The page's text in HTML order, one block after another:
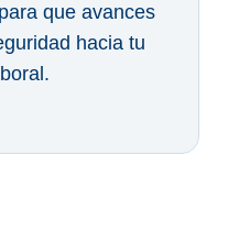
que avances
hacia tu